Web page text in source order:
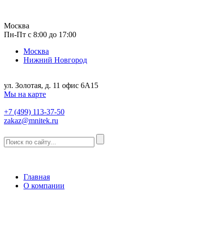
Москва
Пн-Пт с 8:00 до 17:00
Москва
Нижний Новгород
ул. Золотая, д. 11 офис 6А15
Мы на карте
+7 (499) 113-37-50
zakaz@mnitek.ru
Главная
О компании